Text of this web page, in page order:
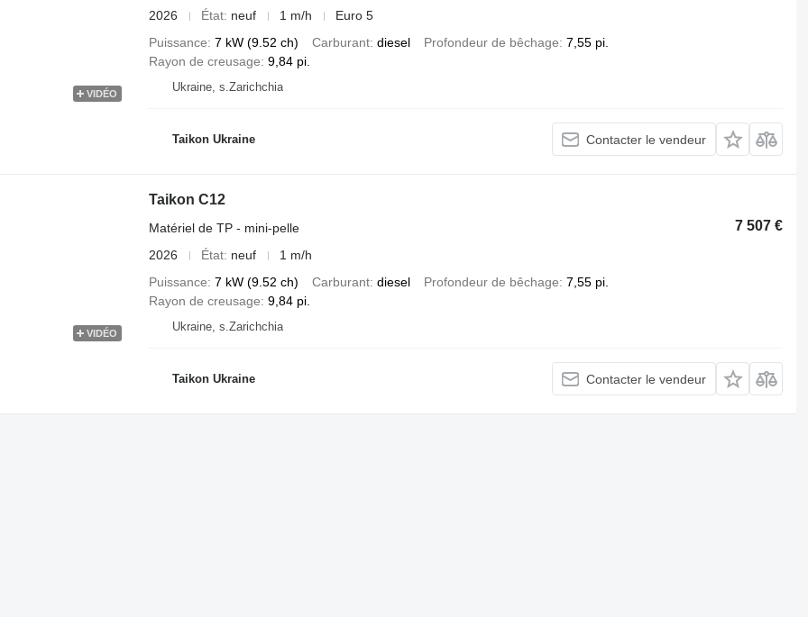
VIDÉO
2026
État neuf 1 m/h
Euro 5
Puissance 7 kW (9.52 ch) Carburant diesel Profondeur de bêchage 7,55 pi.
Rayon de creusage 9,84 pi.
Ukraine, s.Zarichchia
Taikon Ukraine Contacter le vendeur
VIDÉO
Taikon C12
7 507 €
Matériel de TP - mini-pelle
2026
État neuf
1 m/h
Puissance 7 kW (9.52 ch) Carburant diesel Profondeur de bêchage 7,55 pi.
Rayon de creusage 9,84 pi.
Ukraine, s.Zarichchia
Taikon Ukraine Contacter le vendeur